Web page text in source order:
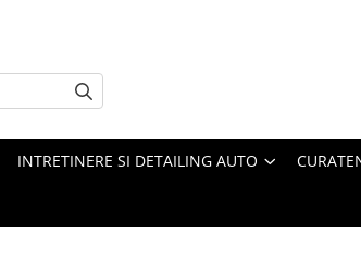
INTRETINERE SI DETAILING AUTO